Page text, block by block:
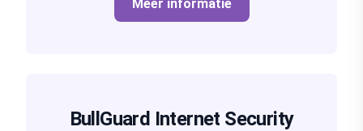
Meer informatie
BullGuard Internet Security